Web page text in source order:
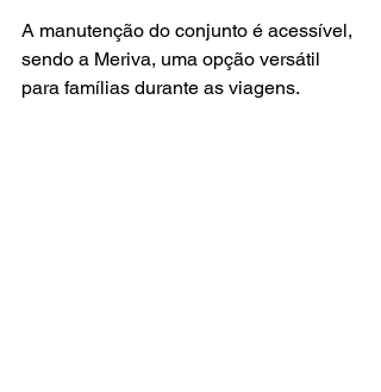
A manutenção do conjunto é acessível,
sendo a Meriva, uma opção versátil
para famílias durante as viagens.